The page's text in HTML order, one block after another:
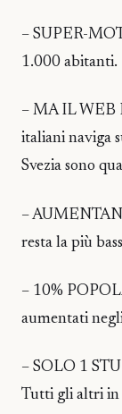
– SUPER-
1.000 abitanti.
– MA IL WEB
italiani naviga
Svezia sono
–
resta la più
– 10%
aumentati
– SOLO 1
Tutti gli altri in